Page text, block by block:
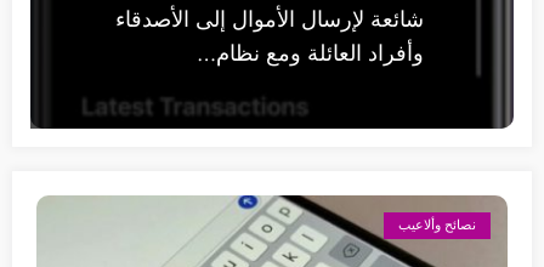
شائعة لإرسال الأموال إلى الأصدقاء
وأفراد العائلة ومع نظام…
نصائح وألاعيب